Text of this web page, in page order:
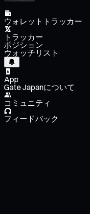
ウォレットトラッカー
トラッカー
ポジション
ウォッチリスト
App
Gate Japanについて
コミュニティ
フィードバック